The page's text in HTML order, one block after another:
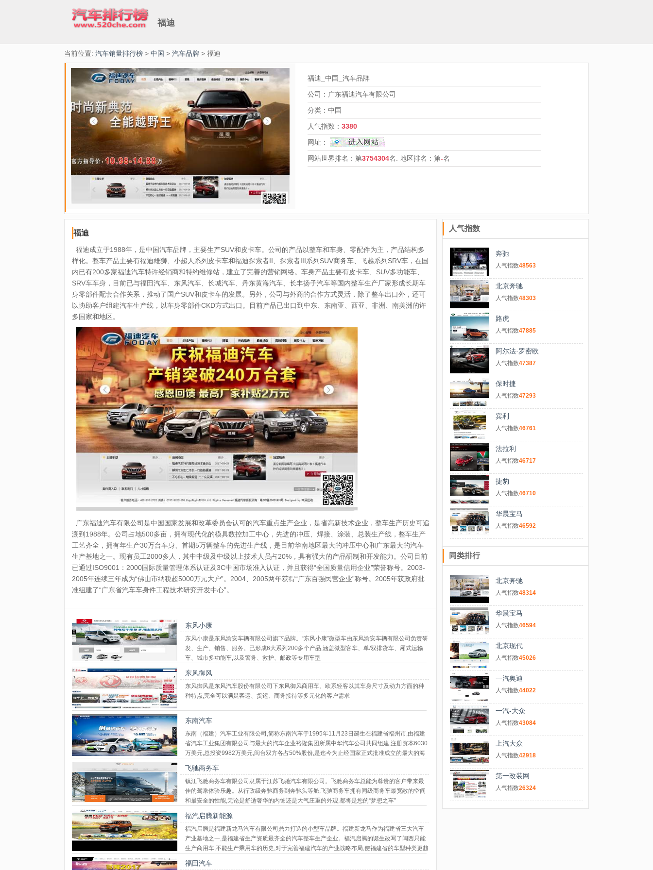
福迪
当前位置: 汽车销量排行榜 > 中国 > 汽车品牌 > 福迪
福迪_中国_汽车品牌
公司：广东福迪汽车有限公司
分类：中国
人气指数： 3380
网址：
网站世界排名：第3754304名. 地区排名：第-名
福迪
福迪成立于1988年，是中国汽车品牌，主要生产SUV和皮卡车。公司的产品以整车和车身、零配件为主，产品结构多
样化。整车产品主要有福迪雄狮、小超人系列皮卡车和福迪探索者II、探索者III系列SUV商务车、飞越系列SRV车，在国
内已有200多家福迪汽车特许经销商和特约维修站，建立了完善的营销网络。车身产品主要有皮卡车、SUV多功能车、
SRV车车身，目前已与福田汽车、东风汽车、长城汽车、丹东黄海汽车、长丰扬子汽车等国内整车生产厂家形成长期车
身零部件配套合作关系，推动了国产SUV和皮卡车的发展。另外，公司与外商的合作方式灵活，除了整车出口外，还可
以协助客户组建汽车生产线，以车身零部件CKD方式出口。目前产品已出口到中东、东南亚、西亚、非洲、南美洲的许
多国家和地区。
广东福迪汽车有限公司是中国国家发展和改革委员会认可的汽车重点生产企业，是省高新技术企业，整车生产历史可追
溯到1988年。公司占地500多亩，拥有现代化的模具数控加工中心，先进的冲压、焊接、涂装、总装生产线，整车生产
工艺齐全，拥有年生产30万台车身、首期5万辆整车的先进生产线，是目前华南地区最大的冲压中心和广东最大的汽车
生产基地之一。现有员工2000多人，其中中级及中级以上技术人员占20%，具有强大的产品研制和开发能力。公司目前
已通过ISO9001：2000国际质量管理体系认证及3C中国市场准入认证，并且获得“全国质量信用企业”荣誉称号。2003-
2005年连续三年成为“佛山市纳税超5000万元大户”。2004、2005两年获得“广东百强民营企业”称号。2005年获政府批
准组建了“广东省汽车车身件工程技术研究开发中心”。
东风小康
东风小康是东风渝安车辆有限公司旗下品牌。“东风小康”微型车由东风渝安车辆有限公司负责研
发、生产、销售、服务。已形成6大系列200多个产品,涵盖微型客车、单/双排货车、厢式运输
车、城市多功能车,以及警务、救护、邮政等专用车型
东风御风
东风御风是东风汽车股份有限公司下东风御风商用车、欧系轻客以其车身尺寸及动力方面的种
种特点,完全可以满足客运、货运、商务接待等多元化的客户需求
东南汽车
东南（福建）汽车工业有限公司,简称东南汽车于1995年11月23日诞生在福建省福州市,由福建
省汽车工业集团有限公司与最大的汽车企业裕隆集团所属中华汽车公司共同组建,注册资本6030
万美元,总投资9982万美元,闽台双方各占50%股份,是迄今为止经国家正式批准成立的最大的海
飞驰商务车
镇江飞驰商务车有限公司隶属于江苏飞驰汽车有限公司。飞驰商务车总能为尊贵的客户带来最
佳的驾乘体验乐趣。从行政级奔驰商务到奔驰头等舱,飞驰商务车拥有同级商务车最宽敞的空间
和最安全的性能,无论是舒适奢华的内饰还是大气庄重的外观,都将是您的“梦想之车”
福汽启腾新能源
福汽启腾是福建新龙马汽车有限公司鼎力打造的小型车品牌。福建新龙马作为福建省三大汽车
产业基地之一,是福建省生产资质最齐全的汽车整车生产企业。福汽启腾的诞生改写了闽西只能
生产商用车,不能生产乘用车的历史,对于完善福建汽车的产业战略布局,使福建省的车型种类更趋
福田汽车
人气指数
奔驰
人气指数48563
北京奔驰
人气指数48303
路虎
人气指数47885
阿尔法·罗密欧
人气指数47387
保时捷
人气指数47293
宾利
人气指数46761
法拉利
人气指数46717
捷豹
人气指数46710
华晨宝马
人气指数46592
同类排行
北京奔驰
人气指数48314
华晨宝马
人气指数46594
北京现代
人气指数45026
一汽奥迪
人气指数44022
一汽-大众
人气指数43084
上汽大众
人气指数42918
第一改装网
人气指数26324